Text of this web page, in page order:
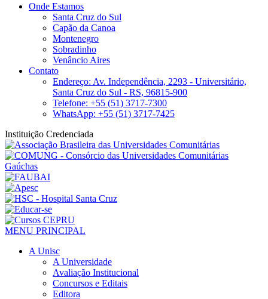
Onde Estamos
Santa Cruz do Sul
Capão da Canoa
Montenegro
Sobradinho
Venâncio Aires
Contato
Endereço: Av. Independência, 2293 - Universitário,
Santa Cruz do Sul - RS, 96815-900
Telefone: +55 (51) 3717-7300
WhatsApp: +55 (51) 3717-7425
Instituição Credenciada
MENU PRINCIPAL
A Unisc
A Universidade
Avaliação Institucional
Concursos e Editais
Editora